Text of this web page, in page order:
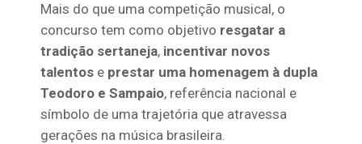
Mais do que uma competição musical, o
concurso tem como objetivo resgatar a
tradição sertaneja, incentivar novos
talentose prestar uma homenagem à dupla
Teodoro e Sampaio, referência nacional e
símbolo de uma trajetória que atravessa
gerações na música brasileira.